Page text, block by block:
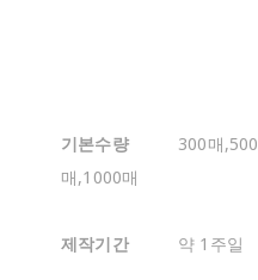
기본수량
300매,500
매,1000매
제작기간 약 1주일